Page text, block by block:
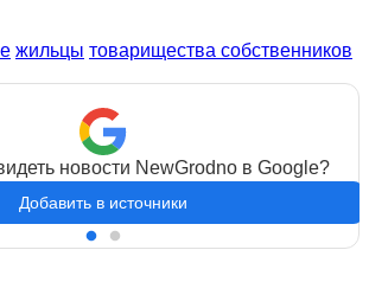
жильцы товарищества собственников
новости NewGrodno в Google?
Добавить в источники